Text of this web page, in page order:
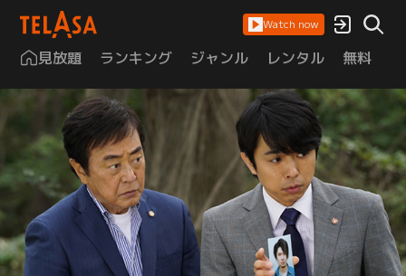
Watch now
見放題 ランキング ジャンル レンタル 無料